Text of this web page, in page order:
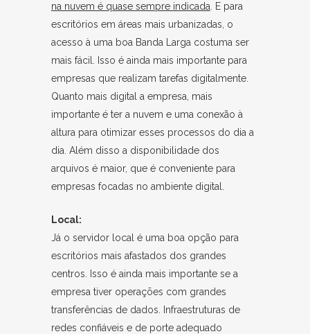
na nuvem é quase sempre indicada . E para
escritórios em áreas mais urbanizadas, o
acesso à uma boa Banda Larga costuma ser
mais fácil. Isso é ainda mais importante para
empresas que realizam tarefas digitalmente.
Quanto mais digital a empresa, mais
importante é ter a nuvem e uma conexão à
altura para otimizar esses processos do dia a
dia. Além disso a disponibilidade dos
arquivos é maior, que é conveniente para
empresas focadas no ambiente digital.
Local:
Já o servidor local é uma boa opção para
escritórios mais afastados dos grandes
centros. Isso é ainda mais importante se a
empresa tiver operações com grandes
transferências de dados. Infraestruturas de
redes confiáveis e de porte adequado